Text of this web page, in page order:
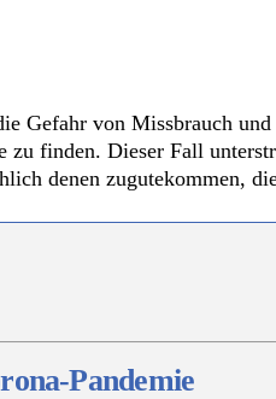
Gefahr von Missbrauch
finden. Dieser Fall
denen zugutekommen,
Pandemie